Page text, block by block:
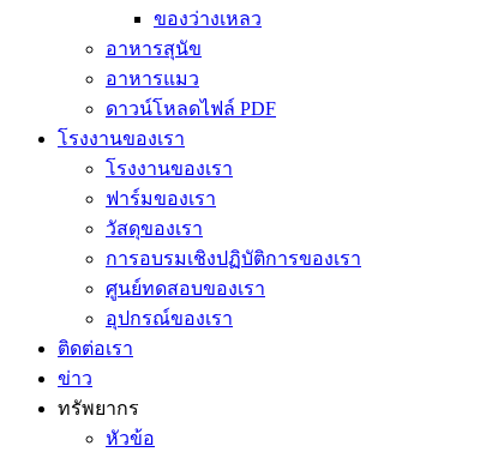
ของว่างเหลว
อาหารสุนัข
อาหารแมว
ดาวน์โหลดไฟล์ PDF
โรงงานของเรา
โรงงานของเรา
ฟาร์มของเรา
วัสดุของเรา
การอบรมเชิงปฏิบัติการของเรา
ศูนย์ทดสอบของเรา
อุปกรณ์ของเรา
ติดต่อเรา
ข่าว
ทรัพยากร
หัวข้อ